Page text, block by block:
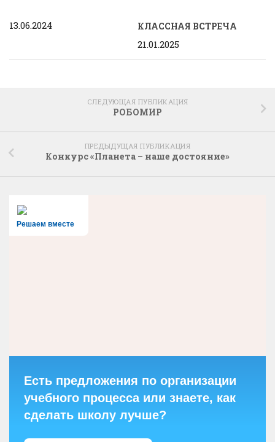
13.06.2024 КЛАССНАЯ ВСТРЕЧА
21.01.2025
СЛЕДУЮЩАЯ ПУБЛИКАЦИЯ
РОБОМИР
ПРЕДЫДУЩАЯ ПУБЛИКАЦИЯ
Конкурс «Планета – наше достояние»
Решаем вместе
Есть предложения по организации
учебного процесса или знаете, как
сделать школу лучше?